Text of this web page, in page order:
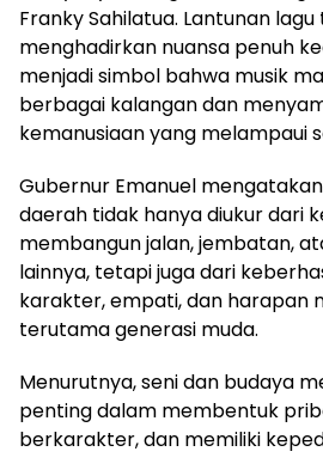
Franky Sahilatua. Lantunan
menghadirkan nuansa penuh
menjadi simbol bahwa musik
berbagai kalangan dan
kemanusiaan yang melampaui
Gubernur Emanuel
daerah tidak hanya diukur dari
membangun jalan, jembatan,
lainnya, tetapi juga dari
karakter, empati, dan harapan
terutama generasi muda.
Menurutnya, seni dan budaya
penting dalam membentuk
berkarakter, dan memiliki